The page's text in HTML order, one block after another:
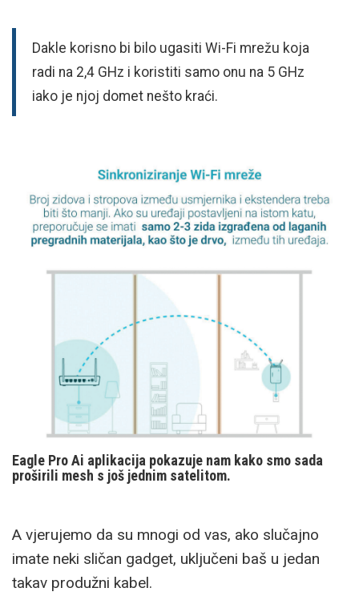
Dakle korisno bi bilo ugasiti Wi-Fi mrežu koja
radi na 2,4 GHz i koristiti samo onu na 5 GHz
iako je njoj domet nešto kraći.
Eagle Pro Ai aplikacija pokazuje nam kako smo sada
proširili mesh s još jednim satelitom.
A vjerujemo da su mnogi od vas, ako slučajno
imate neki sličan gadget, uključeni baš u jedan
takav produžni kabel.